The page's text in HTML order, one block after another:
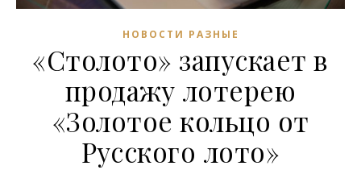
НОВОСТИ РАЗНЫЕ
«Столото» запускает в
продажу лотерею
«Золотое кольцо от
Русского лото»